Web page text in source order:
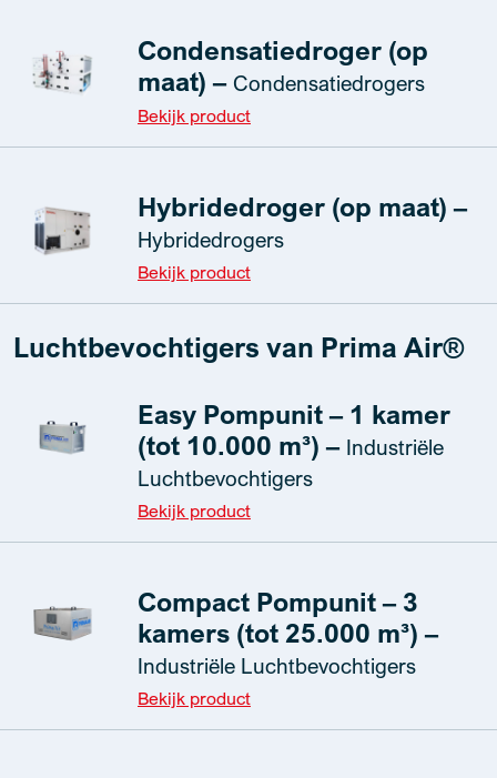
Condensatiedroger (op
maat) – Condensatiedrogers
Bekijk product
Hybridedroger (op maat) –
Hybridedrogers
Bekijk product
Luchtbevochtigers van Prima Air®
Easy Pompunit – 1 kamer
(tot 10.000 m³) – Industriële
Luchtbevochtigers
Bekijk product
Compact Pompunit – 3
kamers (tot 25.000 m³) –
Industriële Luchtbevochtigers
Bekijk product